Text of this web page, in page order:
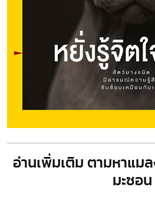
อ่านเพิ่มเติม ตามหาแม
มะซอน